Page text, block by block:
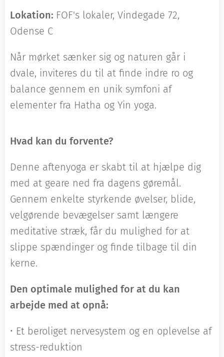
Lokation: FOF's lokaler, Vindegade 72,
Odense C
Når mørket sænker sig og naturen går i
dvale, inviteres du til at finde indre ro og
balance gennem en unik symfoni af
elementer fra Hatha og Yin yoga.
Hvad kan du forvente?
Denne aftenyoga er skabt til at hjælpe dig
med at geare ned fra dagens gøremål.
Gennem enkelte styrkende øvelser, blide,
velgørende bevægelser samt længere
meditative stræk, får du mulighed for at
slippe spændinger og finde tilbage til din
kerne.
Den optimale mulighed for at du kan
arbejde med at opnå:
• Et beroliget nervesystem og en oplevelse af
stress-reduktion